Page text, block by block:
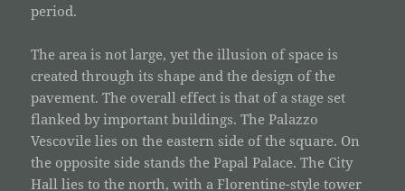
period.
The area is not large, yet the illusion of space is
created through its shape and the design of the
pavement. The overall effect is that of a stage set
flanked by important buildings. The Palazzo
Vescovile lies on the eastern side of the square. On
the opposite side stands the Papal Palace. The City
Hall lies to the north, with a Florentine-style tower